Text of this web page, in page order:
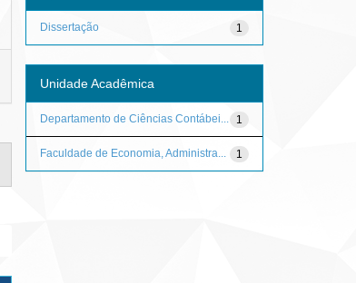
1
Dissertação
Unidade Acadêmica
1
Departamento de Ciências Contábei...
1
Faculdade de Economia, Administra...